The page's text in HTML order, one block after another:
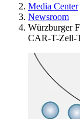
Media Center
Newsroom
Würzburger
CAR-T-Zell-